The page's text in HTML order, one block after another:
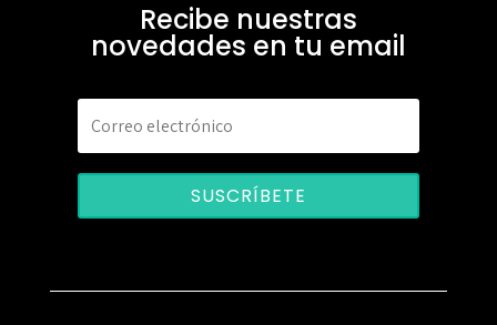
Recibe nuestras
novedades en tu email
SUSCRÍBETE